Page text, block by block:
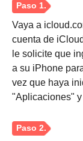
Vaya a
cuenta de
le solicite que
a su iPhone
vez que haya
"Aplicaciones"